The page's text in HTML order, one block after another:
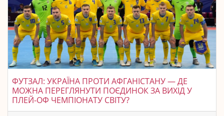
ФУТЗАЛ: УКРАЇНА ПРОТИ АФГАНІСТАНУ — ДЕ
МОЖНА ПЕРЕГЛЯНУТИ ПОЄДИНОК ЗА ВИХІД У
ПЛЕЙ-ОФ ЧЕМПІОНАТУ СВІТУ?